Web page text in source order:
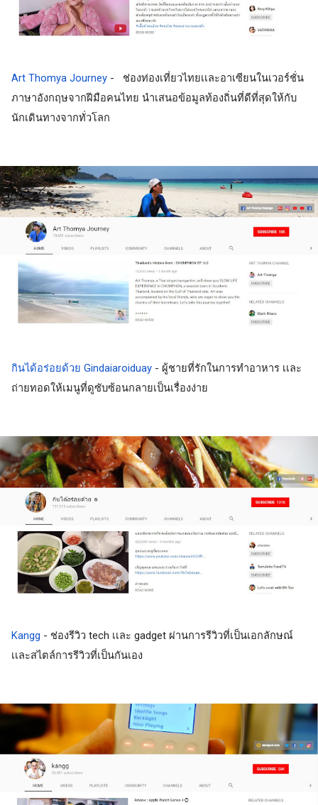
Art Thomya Journey -   ช่องท่องเที่ยวไทยเเละอาเซียนในเวอร์ชั่น
ภาษาอังกฤษจากฝีมือคนไทย นำเสนอข้อมูลท้องถิ่นที่ดีที่สุดให้กับ
นักเดินทางจากทั่วโลก
กินได้อร่อยด้วย Gindaiaroiduay - ผู้ชายที่รักในการทำอาหาร เเละ
ถ่ายทอดให้เมนูที่ดูซับซ้อนกลายเป็นเรื่องง่าย
Kangg - ช่องรีวิว tech เเละ gadget ผ่านการรีวิวที่เป็นเอกลักษณ์
เเละสไตล์การรีวิวที่เป็นกันเอง